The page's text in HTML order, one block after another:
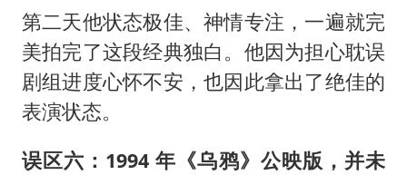
第二天他状态极佳、神情专注，一遍就完
美拍完了这段经典独白。他因为担心耽误
剧组进度心怀不安，也因此拿出了绝佳的
表演状态。
误区六：1994 年《乌鸦》公映版，并未